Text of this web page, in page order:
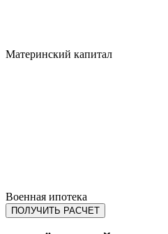
Материнский капитал
Военная ипотека
ПОЛУЧИТЬ РАСЧЕТ